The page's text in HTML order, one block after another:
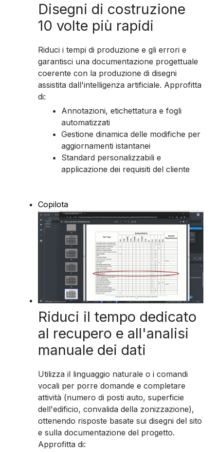
Disegni di costruzione
10 volte più rapidi
Riduci i tempi di produzione e gli errori e
garantisci una documentazione progettuale
coerente con la produzione di disegni
assistita dall'intelligenza artificiale. Approfitta
di:
Annotazioni, etichettatura e fogli
automatizzati
Gestione dinamica delle modifiche per
aggiornamenti istantanei
Standard personalizzabili e
applicazione dei requisiti del cliente
Copilota
Riduci il tempo dedicato
al recupero e all'analisi
manuale dei dati
Utilizza il linguaggio naturale o i comandi
vocali per porre domande e completare
attività (numero di posti auto, superficie
dell'edificio, convalida della zonizzazione),
ottenendo risposte basate sui disegni del sito
e sulla documentazione del progetto.
Approfitta di: